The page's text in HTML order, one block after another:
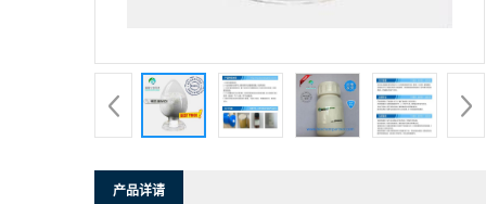
产品详请